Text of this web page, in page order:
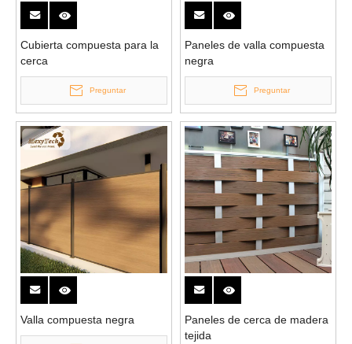
Cubierta compuesta para la
cerca
Preguntar
Paneles de valla compuesta
negra
Preguntar
Valla compuesta negra
Paneles de cerca de madera
tejida